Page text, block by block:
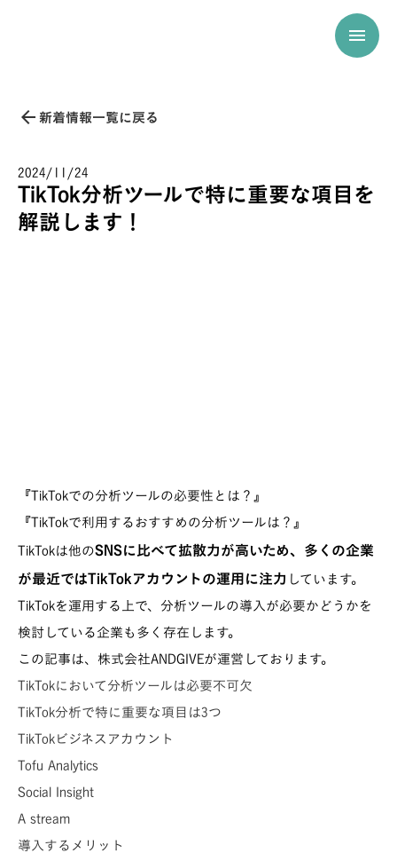
menu
arrow_back新着情報一覧に戻る
2024/11/24
TikTok分析ツールで特に重要な項目を
解説します！
『TikTokでの分析ツールの必要性とは？』
『TikTokで利用するおすすめの分析ツールは？』
TikTokは他のSNSに比べて拡散力が高いため、多くの企業
が最近ではTikTokアカウントの運用に注力 しています。
TikTokを運用する上で、分析ツールの導入が必要かどうかを
検討している企業も多く存在します。
この記事は、株式会社ANDGIVEが運営しております。
TikTokにおいて分析ツールは必要不可欠
TikTok分析で特に重要な項目は3つ
TikTokビジネスアカウント
Tofu Analytics
Social Insight
A stream
導入するメリット